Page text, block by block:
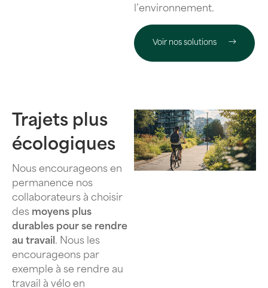
l’environnement.
Voir nos solutions
Trajets plus
écologiques
Nous encourageons en
permanence nos
collaborateurs à choisir
des moyens plus
durables pour se rendre
au travail . Nous les
encourageons par
exemple à se rendre au
travail à vélo en